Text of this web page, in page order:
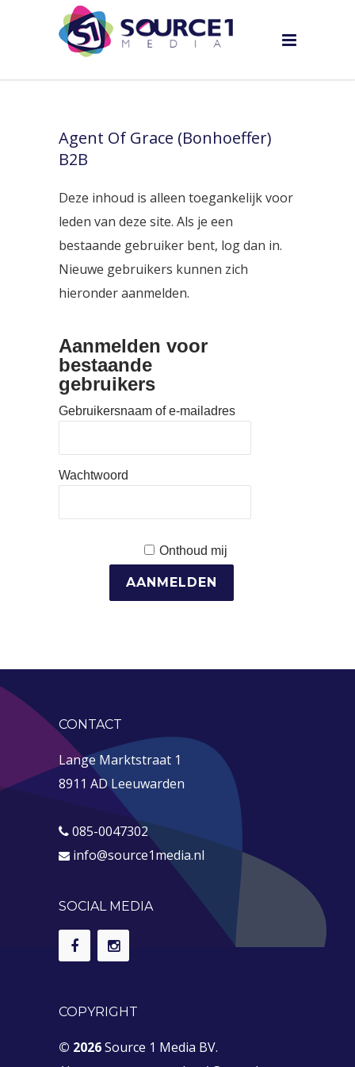
Agent Of Grace (Bonhoeffer)
B2B
Deze inhoud is alleen toegankelijk voor
leden van deze site. Als je een
bestaande gebruiker bent, log dan in.
Nieuwe gebruikers kunnen zich
hieronder aanmelden.
Aanmelden voor
bestaande
gebruikers
Gebruikersnaam of e-mailadres
Wachtwoord
Onthoud mij
CONTACT
Lange Marktstraat 1
8911 AD Leeuwarden
085-0047302
info@source1media.nl
SOCIAL MEDIA
COPYRIGHT
© 2026Source 1 Media BV.